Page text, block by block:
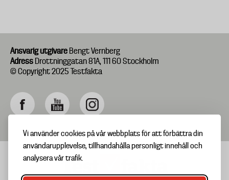
Vi använder cookies på vår webbplats för att förbättra din
användarupplevelse, tillhandahålla personligt innehåll och
analysera vår trafik.
Ansvarig utgivare Bengt Vernberg
Adress Drottninggatan 81A, 111 60 Stockholm
© Copyright 2025 Testfakta